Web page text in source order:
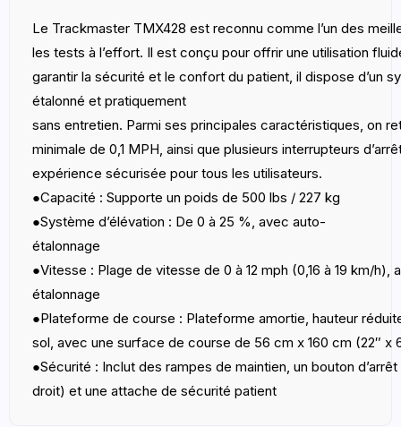
Le Trackmaster TMX428 est reconnu comme l’un des
les tests à l’effort. Il est conçu pour offrir une utilisation
garantir la sécurité et le confort du patient, il dispose d’un
étalonné et pratiquement
sans entretien. Parmi ses principales caractéristiques, on
minimale de 0,1 MPH, ainsi que plusieurs interrupteurs
expérience sécurisée pour tous les utilisateurs.
●Capacité : Supporte un poids de 500 lbs / 227 kg
●Système d’élévation : De 0 à 25 %, avec auto-
étalonnage
●Vitesse : Plage de vitesse de 0 à 12 mph (0,16 à 19 km/h),
étalonnage
●Plateforme de course : Plateforme amortie, hauteur
sol, avec une surface de course de 56 cm x 160 cm (22″ x
●Sécurité : Inclut des rampes de maintien, un bouton
droit) et une attache de sécurité patient